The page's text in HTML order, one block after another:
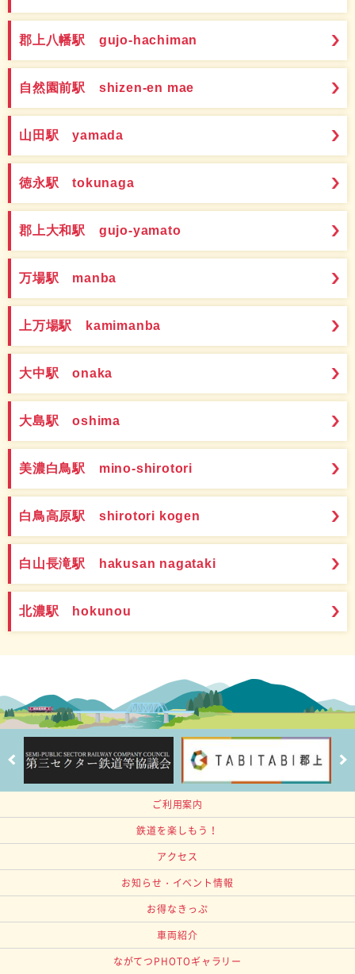
郡上八幡駅 gujo-hachiman
自然園前駅 shizen-en mae
山田駅 yamada
徳永駅 tokunaga
郡上大和駅 gujo-yamato
万場駅 manba
上万場駅 kamimanba
大中駅 onaka
大島駅 oshima
美濃白鳥駅 mino-shirotori
白鳥高原駅 shirotori kogen
白山長滝駅 hakusan nagataki
北濃駅 hokunou
ご利用案内
鉄道を楽しもう！
アクセス
お知らせ・イベント情報
お得なきっぷ
車両紹介
ながてつPHOTOギャラリー